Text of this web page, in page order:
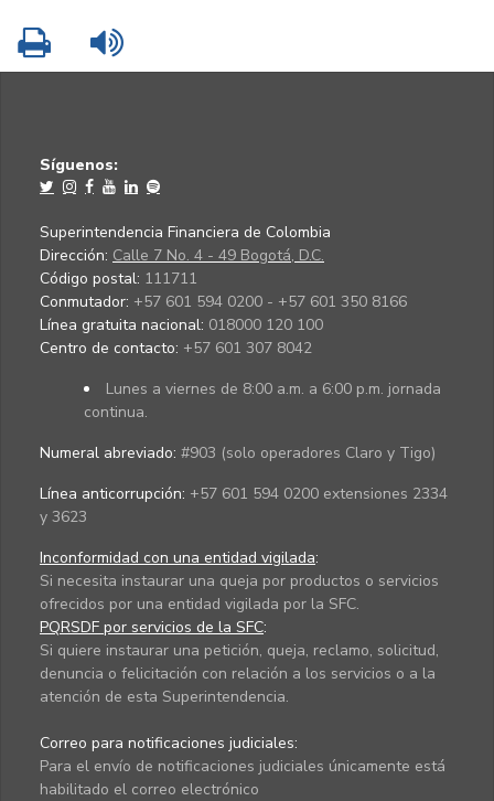
Imprimir
Síguenos:
Superintendencia Financiera de Colombia
Dirección: Calle 7 No. 4 - 49 Bogotá, D.C.
Código postal: 111711
Conmutador: +57 601 594 0200 - +57 601 350 8166
Línea gratuita nacional: 018000 120 100
Centro de contacto: +57 601 307 8042
Lunes a viernes de 8:00 a.m. a 6:00 p.m. jornada
continua.
Numeral abreviado: #903 (solo operadores Claro y Tigo)
Línea anticorrupción: +57 601 594 0200 extensiones 2334
y 3623
Inconformidad con una entidad vigilada:
Si necesita instaurar una queja por productos o servicios
ofrecidos por una entidad vigilada por la SFC.
PQRSDF por servicios de la SFC:
Si quiere instaurar una petición, queja, reclamo, solicitud,
denuncia o felicitación con relación a los servicios o a la
atención de esta Superintendencia.
Correo para notificaciones judiciales:
Para el envío de notificaciones judiciales únicamente está
habilitado el correo electrónico